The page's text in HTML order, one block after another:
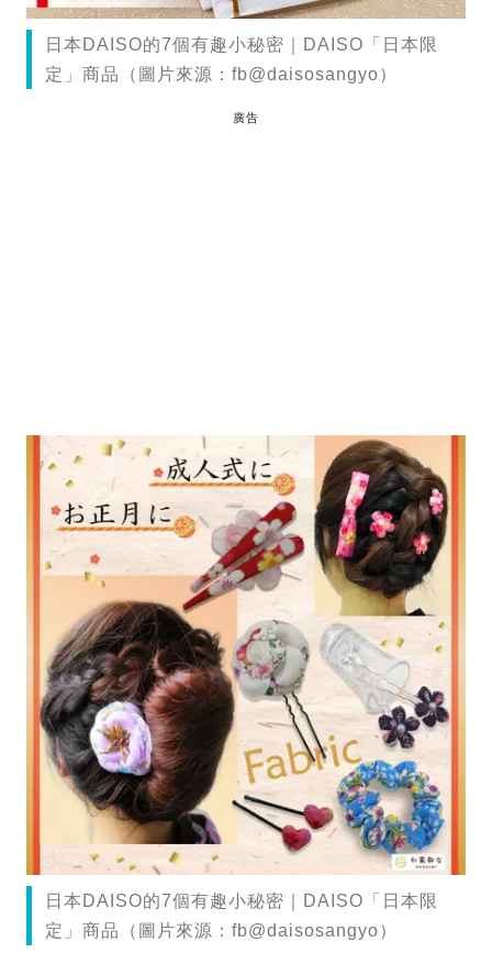
日本DAISO的7個有趣小秘密｜DAISO「日本限
定」商品（圖片來源：fb@daisosangyo）
廣告
日本DAISO的7個有趣小秘密｜DAISO「日本限
定」商品（圖片來源：fb@daisosangyo）